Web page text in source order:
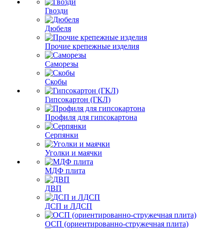
Гвозди
Дюбеля
Прочие крепежные изделия
Саморезы
Скобы
Гипсокартон (ГКЛ)
Профиля для гипсокартона
Серпянки
Уголки и маячки
МДФ плита
ДВП
ДСП и ЛДСП
ОСП (ориентированно-стружечная плита)